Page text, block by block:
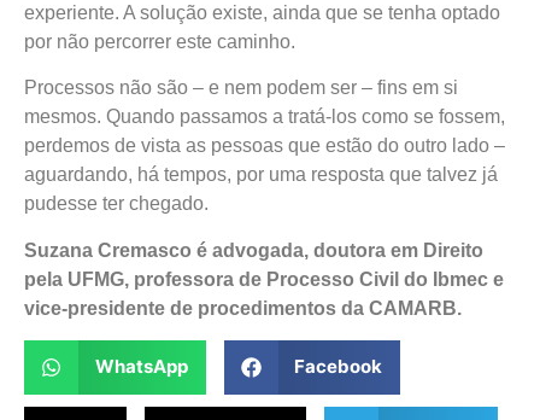
experiente. A solução existe, ainda que se tenha optado
por não percorrer este caminho.
Processos não são – e nem podem ser – fins em si
mesmos. Quando passamos a tratá-los como se fossem,
perdemos de vista as pessoas que estão do outro lado –
aguardando, há tempos, por uma resposta que talvez já
pudesse ter chegado.
Suzana Cremasco é advogada, doutora em Direito
pela UFMG, professora de Processo Civil do Ibmec e
vice-presidente de procedimentos da CAMARB.
WhatsApp Facebook